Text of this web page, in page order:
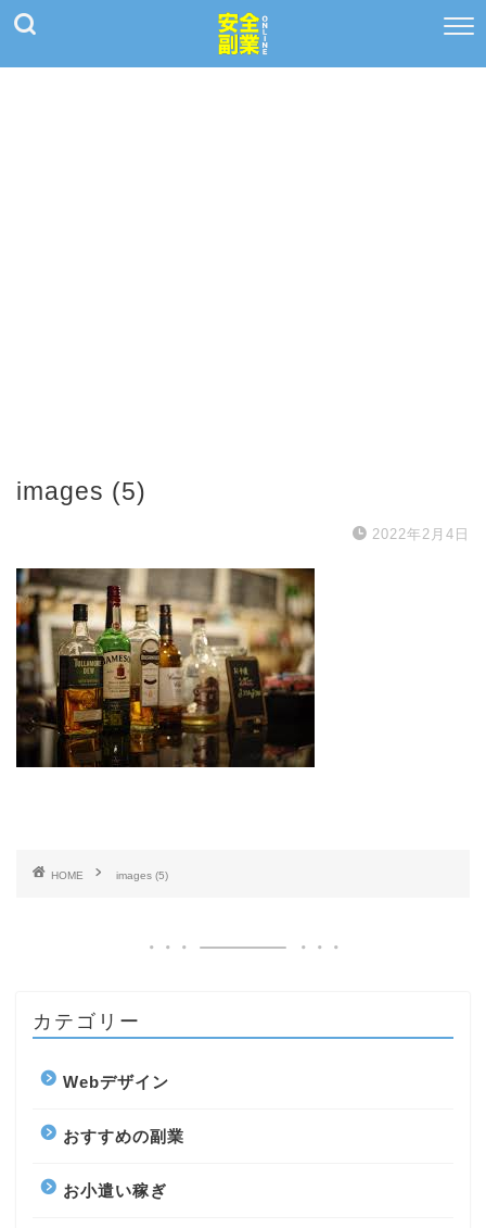
images (5)
2022年2月4日
HOME images (5)
カテゴリー
Webデザイン
おすすめの副業
お小遣い稼ぎ